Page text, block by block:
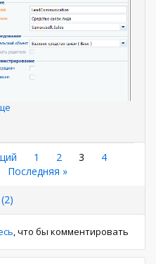
Страница
1 Страница
2
Текущая
3 Страница
4
Последняя
Последняя »
, что бы комментировать